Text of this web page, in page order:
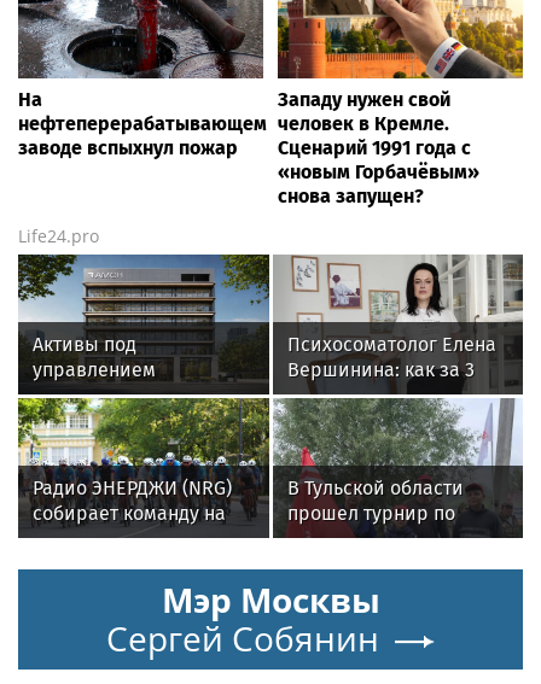
На
нефтеперерабатывающем
заводе вспыхнул пожар
Западу нужен свой
человек в Кремле.
Сценарий 1991 года с
«новым Горбачёвым»
снова запущен?
Life24.pro
Активы под
управлением
инвесткомпании AMCH
превысили $50 млн
Психосоматолог Елена
Вершинина: как за 3
минуты вернуть себе
равновесие
Радио ЭНЕРДЖИ (NRG)
собирает команду на
Tour de Russie в
Петербурге
В Тульской области
прошел турнир по
рыбной ловле среди
команд
железнодорожников
Мэр Москвы
Сергей Собянин